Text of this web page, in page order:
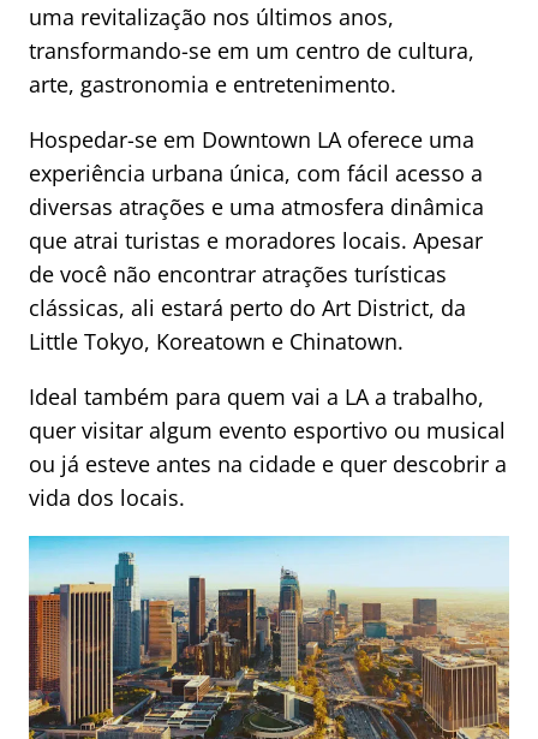
uma revitalização nos últimos anos,
transformando-se em um centro de cultura,
arte, gastronomia e entretenimento.
Hospedar-se em Downtown LA oferece uma
experiência urbana única, com fácil acesso a
diversas atrações e uma atmosfera dinâmica
que atrai turistas e moradores locais. Apesar
de você não encontrar atrações turísticas
clássicas, ali estará perto do Art District, da
Little Tokyo, Koreatown e Chinatown.
Ideal também para quem vai a LA a trabalho,
quer visitar algum evento esportivo ou musical
ou já esteve antes na cidade e quer descobrir a
vida dos locais.